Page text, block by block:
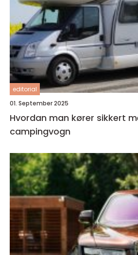
editorial
01. September 2025
Hvordan man kører sikkert
campingvogn